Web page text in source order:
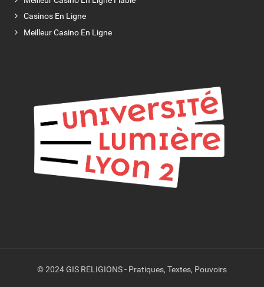
Casinos En Ligne
Meilleur Casino En Ligne
© 2024 GIS RELIGIONS - Pratiques, Textes, Pouvoirs